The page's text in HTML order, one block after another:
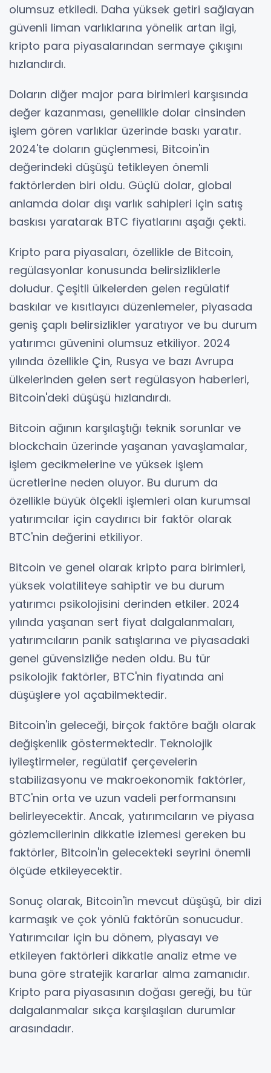
olumsuz etkiledi. Daha yüksek getiri sağlayan
güvenli liman varlıklarına yönelik artan ilgi,
kripto para piyasalarından sermaye çıkışını
hızlandırdı.
Doların diğer major para birimleri karşısında
değer kazanması, genellikle dolar cinsinden
işlem gören varlıklar üzerinde baskı yaratır.
2024'te doların güçlenmesi, Bitcoin'in
değerindeki düşüşü tetikleyen önemli
faktörlerden biri oldu. Güçlü dolar, global
anlamda dolar dışı varlık sahipleri için satış
baskısı yaratarak BTC fiyatlarını aşağı çekti.
Kripto para piyasaları, özellikle de Bitcoin,
regülasyonlar konusunda belirsizliklerle
doludur. Çeşitli ülkelerden gelen regülatif
baskılar ve kısıtlayıcı düzenlemeler, piyasada
geniş çaplı belirsizlikler yaratıyor ve bu durum
yatırımcı güvenini olumsuz etkiliyor. 2024
yılında özellikle Çin, Rusya ve bazı Avrupa
ülkelerinden gelen sert regülasyon haberleri,
Bitcoin'deki düşüşü hızlandırdı.
Bitcoin ağının karşılaştığı teknik sorunlar ve
blockchain üzerinde yaşanan yavaşlamalar,
işlem gecikmelerine ve yüksek işlem
ücretlerine neden oluyor. Bu durum da
özellikle büyük ölçekli işlemleri olan kurumsal
yatırımcılar için caydırıcı bir faktör olarak
BTC'nin değerini etkiliyor.
Bitcoin ve genel olarak kripto para birimleri,
yüksek volatiliteye sahiptir ve bu durum
yatırımcı psikolojisini derinden etkiler. 2024
yılında yaşanan sert fiyat dalgalanmaları,
yatırımcıların panik satışlarına ve piyasadaki
genel güvensizliğe neden oldu. Bu tür
psikolojik faktörler, BTC'nin fiyatında ani
düşüşlere yol açabilmektedir.
Bitcoin'in geleceği, birçok faktöre bağlı olarak
değişkenlik göstermektedir. Teknolojik
iyileştirmeler, regülatif çerçevelerin
stabilizasyonu ve makroekonomik faktörler,
BTC'nin orta ve uzun vadeli performansını
belirleyecektir. Ancak, yatırımcıların ve piyasa
gözlemcilerinin dikkatle izlemesi gereken bu
faktörler, Bitcoin'in gelecekteki seyrini önemli
ölçüde etkileyecektir.
Sonuç olarak, Bitcoin'in mevcut düşüşü, bir dizi
karmaşık ve çok yönlü faktörün sonucudur.
Yatırımcılar için bu dönem, piyasayı ve
etkileyen faktörleri dikkatle analiz etme ve
buna göre stratejik kararlar alma zamanıdır.
Kripto para piyasasının doğası gereği, bu tür
dalgalanmalar sıkça karşılaşılan durumlar
arasındadır.